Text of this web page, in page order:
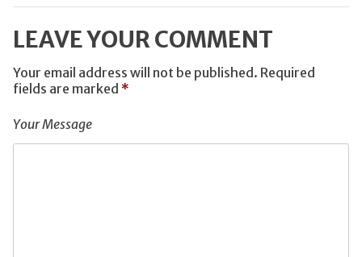
LEAVE YOUR COMMENT
Your email address will not be published. Required
fields are marked *
Your Message